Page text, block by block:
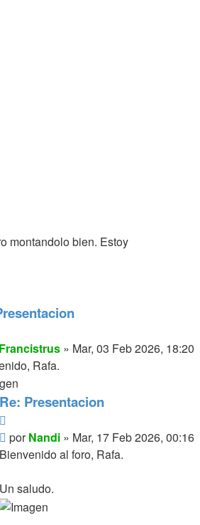
montandolo bien. Estoy
Francistrus » Mar, 03 Feb 2026, 18:20
Rafa.
Re: Presentacion
Mensaje
porNandi » Mar, 17 Feb 2026, 00:16
Bienvenido al foro, Rafa.
Un saludo.